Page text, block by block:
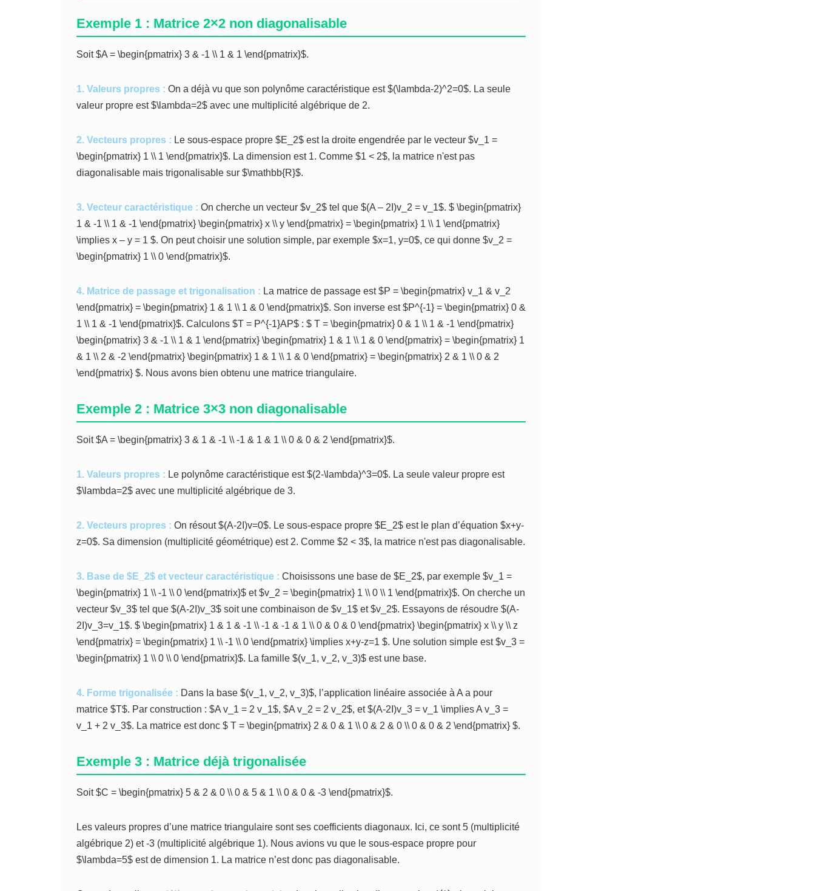
Exemple 1 : Matrice 2×2 non diagonalisable
Soit $A = \begin{pmatrix} 3 & -1 \\ 1 & 1 \end{pmatrix}$.
1. Valeurs propres : On a déjà vu que son polynôme caractéristique est $(\lambda-2)^2=0$. La seule
valeur propre est $\lambda=2$ avec une multiplicité algébrique de 2.
2. Vecteurs propres : Le sous-espace propre $E_2$ est la droite engendrée par le vecteur $v_1 =
\begin{pmatrix} 1 \\ 1 \end{pmatrix}$. La dimension est 1. Comme $1 < 2$, la matrice n'est pas
diagonalisable mais trigonalisable sur $\mathbb{R}$.
3. Vecteur caractéristique : On cherche un vecteur $v_2$ tel que $(A – 2I)v_2 = v_1$. $ \begin{pmatrix}
1 & -1 \\ 1 & -1 \end{pmatrix} \begin{pmatrix} x \\ y \end{pmatrix} = \begin{pmatrix} 1 \\ 1 \end{pmatrix}
\implies x – y = 1 $. On peut choisir une solution simple, par exemple $x=1, y=0$, ce qui donne $v_2 =
\begin{pmatrix} 1 \\ 0 \end{pmatrix}$.
4. Matrice de passage et trigonalisation : La matrice de passage est $P = \begin{pmatrix} v_1 & v_2
\end{pmatrix} = \begin{pmatrix} 1 & 1 \\ 1 & 0 \end{pmatrix}$. Son inverse est $P^{-1} = \begin{pmatrix} 0 &
1 \\ 1 & -1 \end{pmatrix}$. Calculons $T = P^{-1}AP$ : $ T = \begin{pmatrix} 0 & 1 \\ 1 & -1 \end{pmatrix}
\begin{pmatrix} 3 & -1 \\ 1 & 1 \end{pmatrix} \begin{pmatrix} 1 & 1 \\ 1 & 0 \end{pmatrix} = \begin{pmatrix} 1
& 1 \\ 2 & -2 \end{pmatrix} \begin{pmatrix} 1 & 1 \\ 1 & 0 \end{pmatrix} = \begin{pmatrix} 2 & 1 \\ 0 & 2
\end{pmatrix} $. Nous avons bien obtenu une matrice triangulaire.
Exemple 2 : Matrice 3×3 non diagonalisable
Soit $A = \begin{pmatrix} 3 & 1 & -1 \\ -1 & 1 & 1 \\ 0 & 0 & 2 \end{pmatrix}$.
1. Valeurs propres : Le polynôme caractéristique est $(2-\lambda)^3=0$. La seule valeur propre est
$\lambda=2$ avec une multiplicité algébrique de 3.
2. Vecteurs propres : On résout $(A-2I)v=0$. Le sous-espace propre $E_2$ est le plan d’équation $x+y-
z=0$. Sa dimension (multiplicité géométrique) est 2. Comme $2 < 3$, la matrice n'est pas diagonalisable.
3. Base de $E_2$ et vecteur caractéristique : Choisissons une base de $E_2$, par exemple $v_1 =
\begin{pmatrix} 1 \\ -1 \\ 0 \end{pmatrix}$ et $v_2 = \begin{pmatrix} 1 \\ 0 \\ 1 \end{pmatrix}$. On cherche un
vecteur $v_3$ tel que $(A-2I)v_3$ soit une combinaison de $v_1$ et $v_2$. Essayons de résoudre $(A-
2I)v_3=v_1$. $ \begin{pmatrix} 1 & 1 & -1 \\ -1 & -1 & 1 \\ 0 & 0 & 0 \end{pmatrix} \begin{pmatrix} x \\ y \\ z
\end{pmatrix} = \begin{pmatrix} 1 \\ -1 \\ 0 \end{pmatrix} \implies x+y-z=1 $. Une solution simple est $v_3 =
\begin{pmatrix} 1 \\ 0 \\ 0 \end{pmatrix}$. La famille $(v_1, v_2, v_3)$ est une base.
4. Forme trigonalisée : Dans la base $(v_1, v_2, v_3)$, l’application linéaire associée à A a pour
matrice $T$. Par construction : $A v_1 = 2 v_1$, $A v_2 = 2 v_2$, et $(A-2I)v_3 = v_1 \implies A v_3 =
v_1 + 2 v_3$. La matrice est donc $ T = \begin{pmatrix} 2 & 0 & 1 \\ 0 & 2 & 0 \\ 0 & 0 & 2 \end{pmatrix} $.
Exemple 3 : Matrice déjà trigonalisée
Soit $C = \begin{pmatrix} 5 & 2 & 0 \\ 0 & 5 & 1 \\ 0 & 0 & -3 \end{pmatrix}$.
Les valeurs propres d’une matrice triangulaire sont ses coefficients diagonaux. Ici, ce sont 5 (multiplicité
algébrique 2) et -3 (multiplicité algébrique 1). Nous avions vu que le sous-espace propre pour
$\lambda=5$ est de dimension 1. La matrice n’est donc pas diagonalisable.